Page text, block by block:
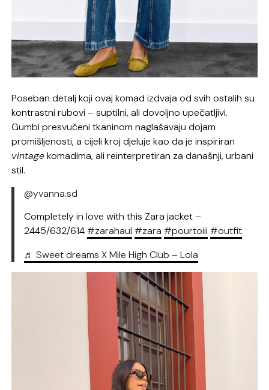
Poseban detalj koji ovaj komad izdvaja od svih ostalih su
kontrastni rubovi – suptilni, ali dovoljno upečatljivi.
Gumbi presvučeni tkaninom naglašavaju dojam
promišljenosti, a cijeli kroj djeluje kao da je inspiriran
vintagekomadima, ali reinterpretiran za današnji, urbani
stil.
@yvanna.sd
Completely in love with this Zara jacket –
2445/632/614#zarahaul #zara #pourtoiii #outfit
♬ Sweet dreams X Mile High Club – Lola